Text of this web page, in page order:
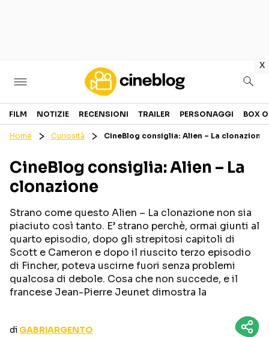
x
Cinema
GENERI
PERSONAGGI
CANALI STREAMING
Categorie
NOTIZIE
CURIOSITÀ
TRAILER
BOX OFFICE
FILM NOTIZIE RECENSIONI TRAILER PERSONAGGI BOX
Home Curiosità CineBlog consiglia: Alien – La clonazione
CineBlog consiglia: Alien – La
clonazione
Strano come questo Alien – La clonazione non sia
piaciuto così tanto. E’ strano perchè, ormai giunti al
quarto episodio, dopo gli strepitosi capitoli di
Scott e Cameron e dopo il riuscito terzo episodio
di Fincher, poteva uscirne fuori senza problemi
qualcosa di debole. Cosa che non succede, e il
francese Jean-Pierre Jeunet dimostra la
di GABRIARGENTO